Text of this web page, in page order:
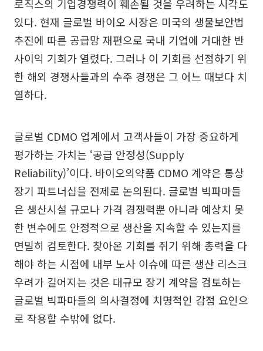
로직스의 기업경쟁력이 훼손될 것을 우려하는 시각도
있다. 현재 글로벌 바이오 시장은 미국의 생물보안법
추진에 따른 공급망 재편으로 국내 기업에 거대한 반
사이익 기회가 열렸다. 그러나 이 기회를 선점하기 위
한 해외 경쟁사들과의 수주 경쟁은 그 어느 때보다 치
열하다.
글로벌 CDMO 업계에서 고객사들이 가장 중요하게
평가하는 가치는 ‘공급 안정성(Supply
Reliability)’이다. 바이오의약품 CDMO 계약은 통상
장기 파트너십을 전제로 논의된다. 글로벌 빅파마들
은 생산시설 규모나 가격 경쟁력뿐 아니라 예상치 못
한 변수에도 안정적으로 생산을 지속할 수 있는지를
면밀히 검토한다. 찾아온 기회를 쥐기 위해 총력을 다
해야 하는 시점에 내부 노사 이슈에 따른 생산 리스크
우려가 길어지는 것은 대규모 장기 계약을 검토하는
글로벌 빅파마들의 의사결정에 치명적인 감점 요인으
로 작용할 수밖에 없다.